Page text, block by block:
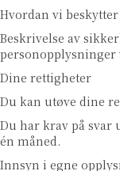
Hvordan vi
Beskrivelse av
personopplysninger
Dine rettigheter
Du kan utøve dine
Du har krav på svar
én måned.
Innsyn i egne